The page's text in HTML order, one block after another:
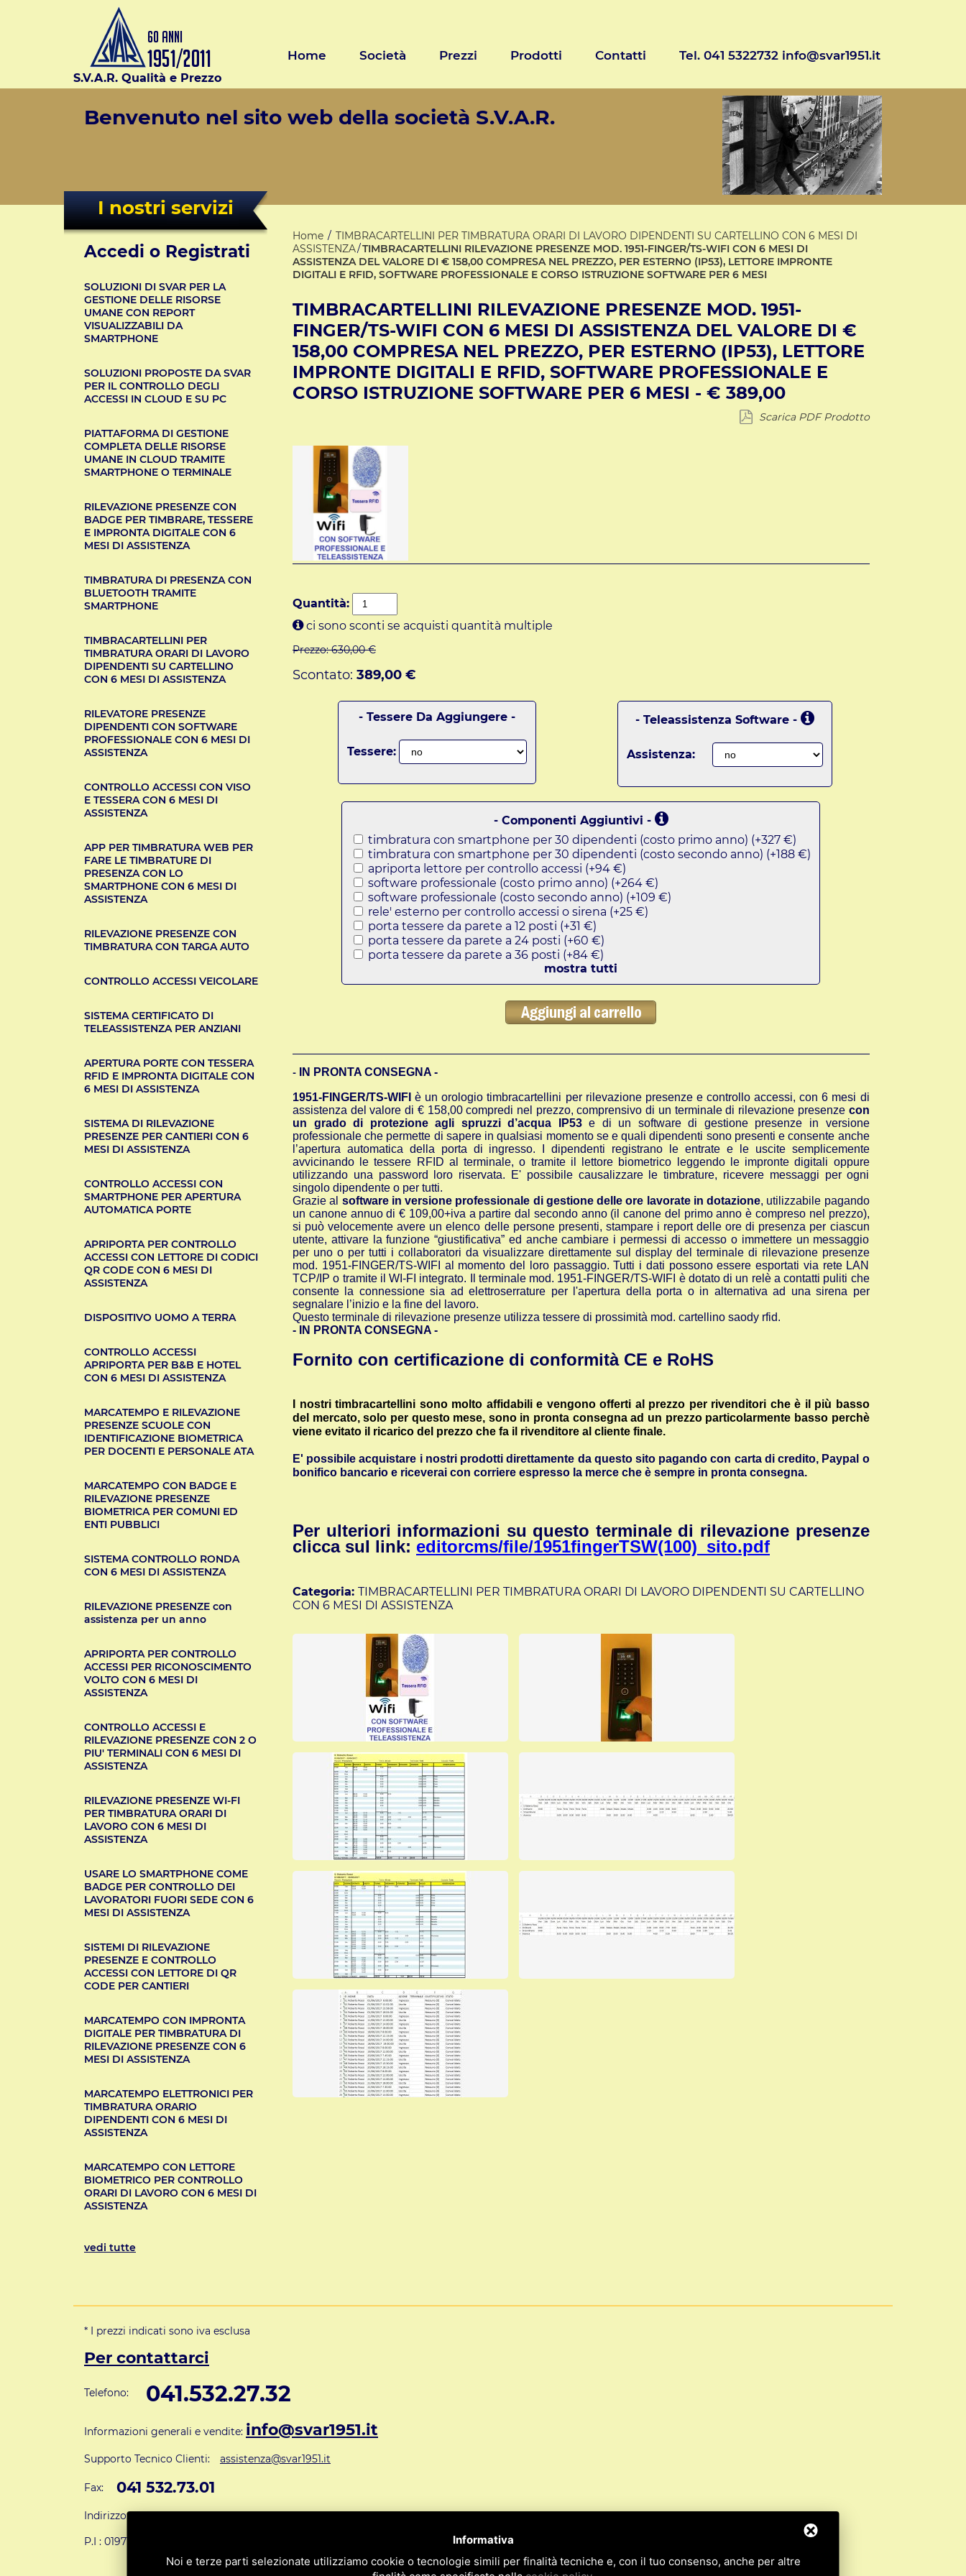
S.V.A.R. Qualità e Prezzo
Home Società Prezzi Prodotti Contatti Tel. 041 5322732 info@svar1951.it
Benvenuto nel sito web della società S.V.A.R.
I nostri servizi
Accedi o Registrati
SOLUZIONI DI SVAR PER LA
GESTIONE DELLE RISORSE
UMANE CON REPORT
VISUALIZZABILI DA
SMARTPHONE
SOLUZIONI PROPOSTE DA SVAR
PER IL CONTROLLO DEGLI
ACCESSI IN CLOUD E SU PC
PIATTAFORMA DI GESTIONE
COMPLETA DELLE RISORSE
UMANE IN CLOUD TRAMITE
SMARTPHONE O TERMINALE
RILEVAZIONE PRESENZE CON
BADGE PER TIMBRARE, TESSERE
E IMPRONTA DIGITALE CON 6
MESI DI ASSISTENZA
TIMBRATURA DI PRESENZA CON
BLUETOOTH TRAMITE
SMARTPHONE
TIMBRACARTELLINI PER
TIMBRATURA ORARI DI LAVORO
DIPENDENTI SU CARTELLINO
CON 6 MESI DI ASSISTENZA
RILEVATORE PRESENZE
DIPENDENTI CON SOFTWARE
PROFESSIONALE CON 6 MESI DI
ASSISTENZA
CONTROLLO ACCESSI CON VISO
E TESSERA CON 6 MESI DI
ASSISTENZA
APP PER TIMBRATURA WEB PER
FARE LE TIMBRATURE DI
PRESENZA CON LO
SMARTPHONE CON 6 MESI DI
ASSISTENZA
RILEVAZIONE PRESENZE CON
TIMBRATURA CON TARGA AUTO
CONTROLLO ACCESSI VEICOLARE
SISTEMA CERTIFICATO DI
TELEASSISTENZA PER ANZIANI
APERTURA PORTE CON TESSERA
RFID E IMPRONTA DIGITALE CON
6 MESI DI ASSISTENZA
SISTEMA DI RILEVAZIONE
PRESENZE PER CANTIERI CON 6
MESI DI ASSISTENZA
CONTROLLO ACCESSI CON
SMARTPHONE PER APERTURA
AUTOMATICA PORTE
APRIPORTA PER CONTROLLO
ACCESSI CON LETTORE DI CODICI
QR CODE CON 6 MESI DI
ASSISTENZA
DISPOSITIVO UOMO A TERRA
CONTROLLO ACCESSI
APRIPORTA PER B&B E HOTEL
CON 6 MESI DI ASSISTENZA
MARCATEMPO E RILEVAZIONE
PRESENZE SCUOLE CON
IDENTIFICAZIONE BIOMETRICA
PER DOCENTI E PERSONALE ATA
MARCATEMPO CON BADGE E
RILEVAZIONE PRESENZE
BIOMETRICA PER COMUNI ED
ENTI PUBBLICI
SISTEMA CONTROLLO RONDA
CON 6 MESI DI ASSISTENZA
RILEVAZIONE PRESENZE con
assistenza per un anno
APRIPORTA PER CONTROLLO
ACCESSI PER RICONOSCIMENTO
VOLTO CON 6 MESI DI
ASSISTENZA
CONTROLLO ACCESSI E
RILEVAZIONE PRESENZE CON 2 O
PIU' TERMINALI CON 6 MESI DI
ASSISTENZA
RILEVAZIONE PRESENZE WI-FI
PER TIMBRATURA ORARI DI
LAVORO CON 6 MESI DI
ASSISTENZA
USARE LO SMARTPHONE COME
BADGE PER CONTROLLO DEI
LAVORATORI FUORI SEDE CON 6
MESI DI ASSISTENZA
SISTEMI DI RILEVAZIONE
PRESENZE E CONTROLLO
ACCESSI CON LETTORE DI QR
CODE PER CANTIERI
MARCATEMPO CON IMPRONTA
DIGITALE PER TIMBRATURA DI
RILEVAZIONE PRESENZE CON 6
MESI DI ASSISTENZA
MARCATEMPO ELETTRONICI PER
TIMBRATURA ORARIO
DIPENDENTI CON 6 MESI DI
ASSISTENZA
MARCATEMPO CON LETTORE
BIOMETRICO PER CONTROLLO
ORARI DI LAVORO CON 6 MESI DI
ASSISTENZA
vedi tutte
Home
TIMBRACARTELLINI PER TIMBRATURA ORARI DI LAVORO DIPENDENTI SU CARTELLINO CON 6 MESI DI
ASSISTENZA TIMBRACARTELLINI RILEVAZIONE PRESENZE MOD. 1951-FINGER/TS-WIFI CON 6 MESI DI
ASSISTENZA DEL VALORE DI € 158,00 COMPRESA NEL PREZZO, PER ESTERNO (IP53), LETTORE IMPRONTE
DIGITALI E RFID, SOFTWARE PROFESSIONALE E CORSO ISTRUZIONE SOFTWARE PER 6 MESI
TIMBRACARTELLINI RILEVAZIONE PRESENZE MOD. 1951-
FINGER/TS-WIFI CON 6 MESI DI ASSISTENZA DEL VALORE DI €
158,00 COMPRESA NEL PREZZO, PER ESTERNO (IP53), LETTORE
IMPRONTE DIGITALI E RFID, SOFTWARE PROFESSIONALE E
CORSO ISTRUZIONE SOFTWARE PER 6 MESI - € 389,00
Scarica PDF Prodotto
Quantità:
ci sono sconti se acquisti quantità multiple
Prezzo:630,00 €
Scontato: 389,00 €
- Tessere Da Aggiungere -
Tessere:
- Teleassistenza Software -
Assistenza:
- Componenti Aggiuntivi -
timbratura con smartphone per 30 dipendenti (costo primo anno) (+327 €)
timbratura con smartphone per 30 dipendenti (costo secondo anno) (+188 €)
apriporta lettore per controllo accessi (+94 €)
software professionale (costo primo anno) (+264 €)
software professionale (costo secondo anno) (+109 €)
rele' esterno per controllo accessi o sirena (+25 €)
porta tessere da parete a 12 posti (+31 €)
porta tessere da parete a 24 posti (+60 €)
porta tessere da parete a 36 posti (+84 €)
mostra tutti
- IN PRONTA CONSEGNA -
1951-FINGER/TS-WIFIè un orologio timbracartellini per rilevazione presenze e controllo accessi,con 6 mesi di
assistenza del valore di € 158,00 compredi nel prezzo, comprensivo di un terminale di rilevazione presenze con
un grado di protezione agli spruzzi d’acqua IP53e di un software di gestione presenze in versione
professionale che permette di sapere in qualsiasi momento se e quali dipendenti sono presenti e consente anche
l’apertura automatica della porta di ingresso. I dipendenti registrano le entrate e le uscite semplicemente
avvicinando le tessere RFID al terminale, o tramite il lettore biometrico leggendo le impronte digitali oppure
utilizzando una password loro riservata. E' possibile causalizzare le timbrature, ricevere messaggi per ogni
singolo dipendente o per tutti.
Grazie al software in versione professionale di gestione delle ore lavorate in dotazione, utilizzabile pagando
un canone annuo di € 109,00+iva a partire dal secondo anno (il canone del primo anno è compreso nel prezzo),
si può velocemente avere un elenco delle persone presenti, stampare i report delle ore di presenza per ciascun
utente, attivare la funzione “giustificativa” ed anche cambiare i permessi di accesso o immettere un messaggio
per uno o per tutti i collaboratori da visualizzare direttamente sul display del terminale di rilevazione presenze
mod. 1951-FINGER/TS-WIFI al momento del loro passaggio. Tutti i dati possono essere esportati via rete LAN
TCP/IP o tramite il WI-FI integrato. Il terminale mod. 1951-FINGER/TS-WIFI è dotato di un relè a contatti puliti che
consente la connessione sia ad elettroserrature per l'apertura della porta o in alternativa ad una sirena per
segnalare l’inizio e la fine del lavoro.
Questo terminale di rilevazione presenze utilizza tessere di prossimità mod. cartellino saody rfid.
- IN PRONTA CONSEGNA -
Fornito con certificazione di conformità CE e RoHS
I nostri timbracartellini sono molto affidabili e vengono offerti al prezzo per rivenditori che è il più basso
del mercato, solo per questo mese, sono in pronta consegna ad un prezzo particolarmente basso perchè
viene evitato il ricarico del prezzo che fa il rivenditore al cliente finale.
E' possibile acquistare i nostri prodotti direttamente da questo sito pagando con carta di credito, Paypal o
bonifico bancario e riceverai con corriere espresso la merce che è sempre in pronta consegna.
Per ulteriori informazioni su questo terminale di rilevazione presenze
clicca suI link: editorcms/file/1951fingerTSW(100)_sito.pdf
Categoria: TIMBRACARTELLINI PER TIMBRATURA ORARI DI LAVORO DIPENDENTI SU CARTELLINO
CON 6 MESI DI ASSISTENZA
* I prezzi indicati sono iva esclusa
Per contattarci
Telefono: 041.532.27.32
Informazioni generali e vendite: info@svar1951.it
Supporto Tecnico Clienti: assistenza@svar1951.it
Fax: 041 532.73.01
Indirizzo: S.V.A.R. - Via Cappuccina n° 181 - 30172 Mestre VE ITALY
P.I : 01971310279
Informativa
Noi e terze parti selezionate utilizziamo cookie o tecnologie simili per finalità tecniche e, con il tuo consenso, anche per altre